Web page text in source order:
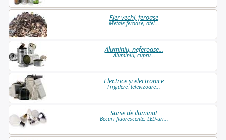
Fier vechi, feroase
Metale feroase, otel...
Aluminiu, neferoase...
Aluminiu, cupru...
Electrice și electronice
Frigidere, televizoare...
Surse de iluminat
Becuri fluorescente, LED-uri...